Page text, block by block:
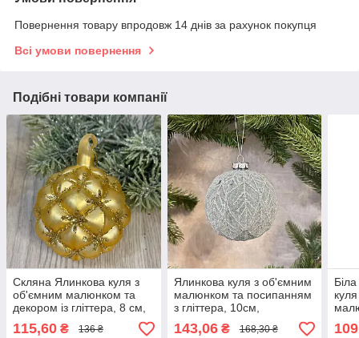
Повернення товару впродовж 14 днів за рахунок покупця
Всі умови повернення
Подібні товари компанії
Скляна Ялинкова куля з
об'ємним малюнком та
декором із гліттера, 8 см,
золото
115,60 ₴ 136 ₴
Ялинкова куля з об'ємним
малюнком та посипанням
з гліттера, 10см,
блакитного кольору.
143,06₴ 168,30 ₴